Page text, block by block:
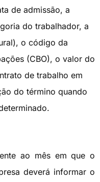
de admissão, a
do trabalhador, a
o código da
(CBO), o valor do
de trabalho em
do término quando
ao mês em que o
deverá informar o